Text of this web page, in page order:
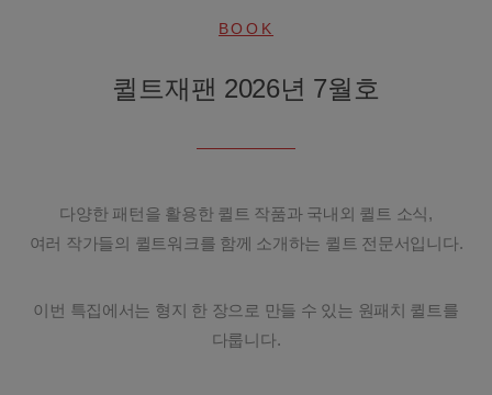
BOOK
퀼트재팬 2026년 7월호
다양한 패턴을 활용한 퀼트 작품과 국내외 퀼트 소식,
여러 작가들의 퀼트워크를 함께 소개하는 퀼트 전문서입니다.
이번 특집에서는 형지 한 장으로 만들 수 있는 원패치 퀼트를
다룹니다.